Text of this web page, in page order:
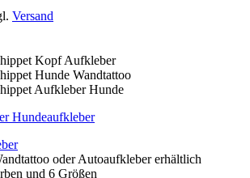
Versand
oder Autoaufkleber erhältlich
und 6 Größen